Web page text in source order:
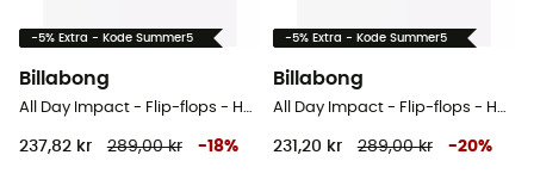
-5% Extra - Kode Summer5
Billabong
All Day Impact - Flip-flops - Herrer
237,82 kr 289,00 kr -18%
-5% Extra - Kode Summer5
Billabong
All Day Impact - Flip-flops - Herrer
231,20 kr 289,00 kr -20%